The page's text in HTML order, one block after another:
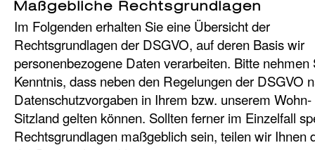
Maßgebliche Rechtsgrundlagen
Im Folgenden erhalten Sie eine Übersicht der
Rechtsgrundlagen der DSGVO, auf deren Basis wir
personenbezogene Daten verarbeiten. Bitte nehmen
Kenntnis, dass neben den Regelungen der DSGVO
Datenschutzvorgaben in Ihrem bzw. unserem
Sitzland gelten können. Sollten ferner im Einzelfall
Rechtsgrundlagen maßgeblich sein, teilen wir Ihnen